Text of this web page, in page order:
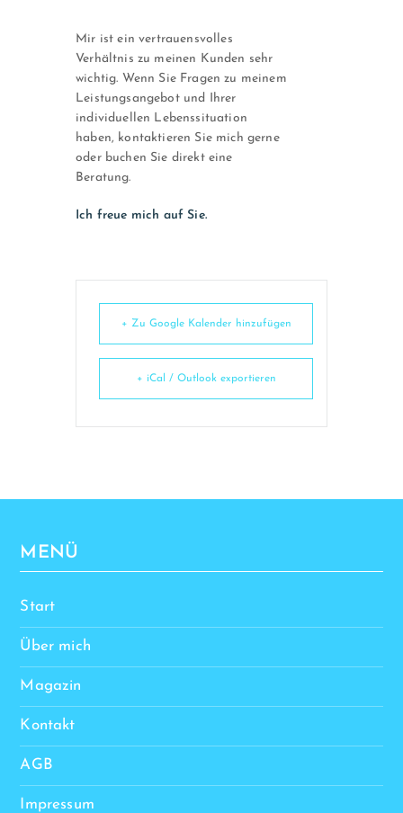
Mir ist ein vertrauensvolles
Verhältnis zu meinen Kunden sehr
wichtig. Wenn Sie Fragen zu meinem
Leistungsangebot und Ihrer
individuellen Lebenssituation
haben, kontaktieren Sie mich gerne
oder buchen Sie direkt eine
Beratung.
Ich freue mich auf Sie.
+ Zu Google Kalender hinzufügen
+ iCal / Outlook exportieren
MENÜ
Start
Über mich
Magazin
Kontakt
AGB
Impressum